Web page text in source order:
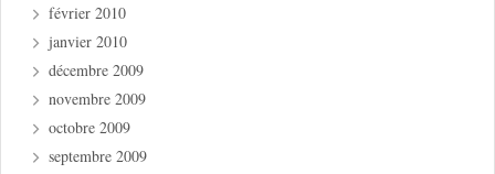
février 2010
janvier 2010
décembre 2009
novembre 2009
octobre 2009
septembre 2009